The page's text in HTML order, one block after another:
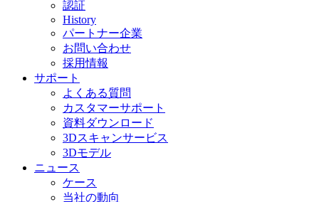
認証
History
パートナー企業
お問い合わせ
採用情報
サポート
よくある質問
カスタマーサポート
資料ダウンロード
3Dスキャンサービス
3Dモデル
ニュース
ケース
当社の動向